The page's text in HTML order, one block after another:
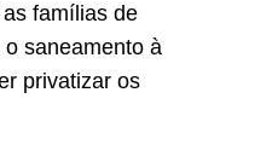
famílias de
saneamento à
privatizar os